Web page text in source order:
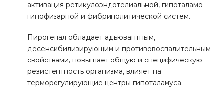
активация ретикулоэндотелиальной, гипоталамо-
гипофизарной и фибринолитической систем.
Пирогенал обладает адъювантным,
десенсибилизирующим и противовоспалительным
свойствами, повышает общую и специфическую
резистентность организма, влияет на
терморегулирующие центры гипоталамуса.